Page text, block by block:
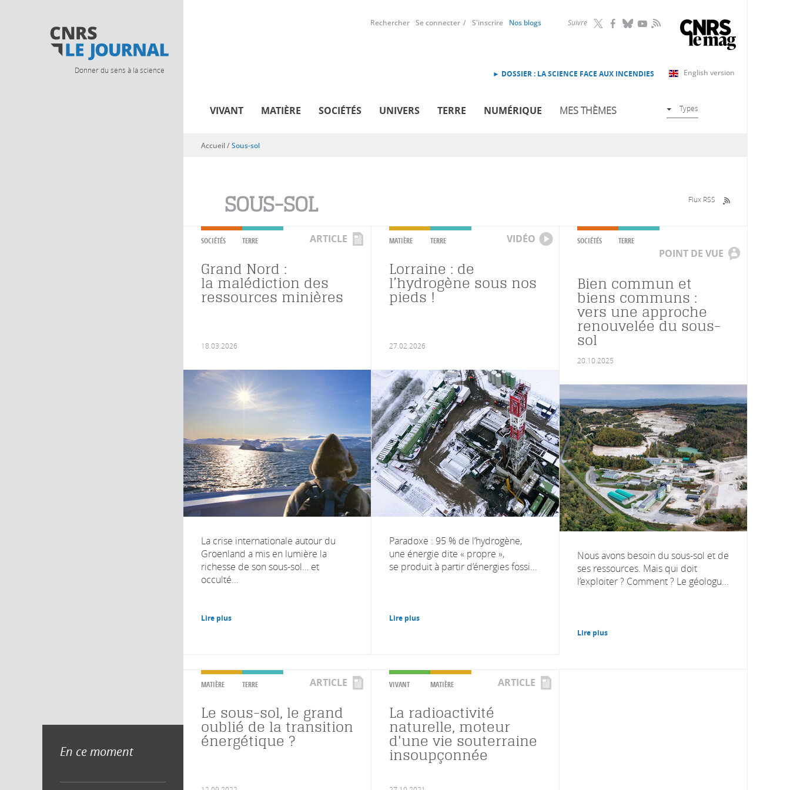
Donner du sens à la science
Suivre RSS
Rechercher Se connecter S'inscrire Nos blogs
English version
► DOSSIER : LA SCIENCE FACE AUX INCENDIES
VIVANT MATIÈRE SOCIÉTÉS UNIVERS TERRE NUMÉRIQUE MES THÈMES Types
Vous êtes ici
Accueil/Sous-sol
SOUS-SOL Flux RSS
SOCIÉTÉS TERRE ARTICLE
Grand Nord :
la malédiction des
ressources minières
18.03.2026
La crise internationale autour du
Groenland a mis en lumière la
richesse de son sous-sol… et
occulté...
Lire plus
MATIÈRE TERRE VIDÉO
Lorraine : de
l’hydrogène sous nos
pieds !
27.02.2026
Paradoxe : 95 % de l’hydrogène,
une énergie dite « propre »,
se produit à partir d’énergies fossi...
Lire plus
SOCIÉTÉS TERRE
POINT DE VUE
Bien commun et
biens communs :
vers une approche
renouvelée du sous-
sol
20.10.2025
Nous avons besoin du sous-sol et de
ses ressources. Mais qui doit
l’exploiter ? Comment ? Le géologu...
Lire plus
MATIÈRE TERRE ARTICLE
Le sous-sol, le grand
oublié de la transition
énergétique ?
VIVANT MATIÈRE ARTICLE
La radioactivité
naturelle, moteur
d'une vie souterraine
insoupçonnée
En ce moment